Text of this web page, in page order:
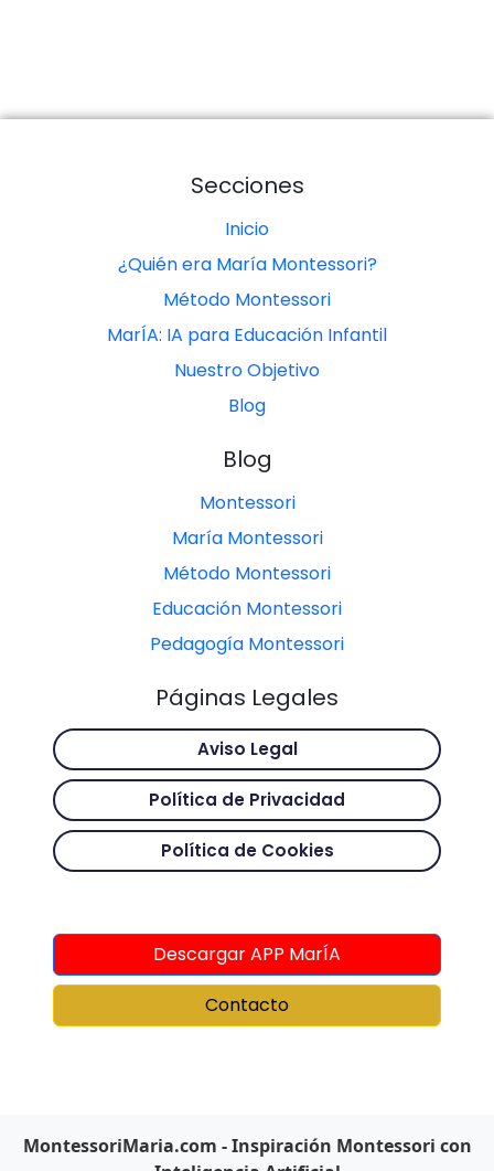
Secciones
Inicio
¿Quién era María Montessori?
Método Montessori
MarÍA: IA para Educación Infantil
Nuestro Objetivo
Blog
Blog
Montessori
María Montessori
Método Montessori
Educación Montessori
Pedagogía Montessori
Páginas Legales
Aviso Legal
Política de Privacidad
Política de Cookies
Descargar APP MarÍA
Contacto
MontessoriMaria.com - Inspiración Montessori con